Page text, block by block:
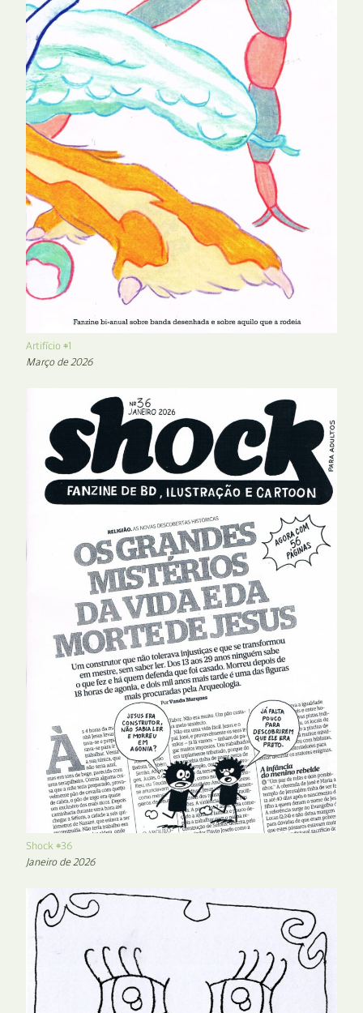
Artifício #1
Março de 2026
Shock #36
Janeiro de 2026